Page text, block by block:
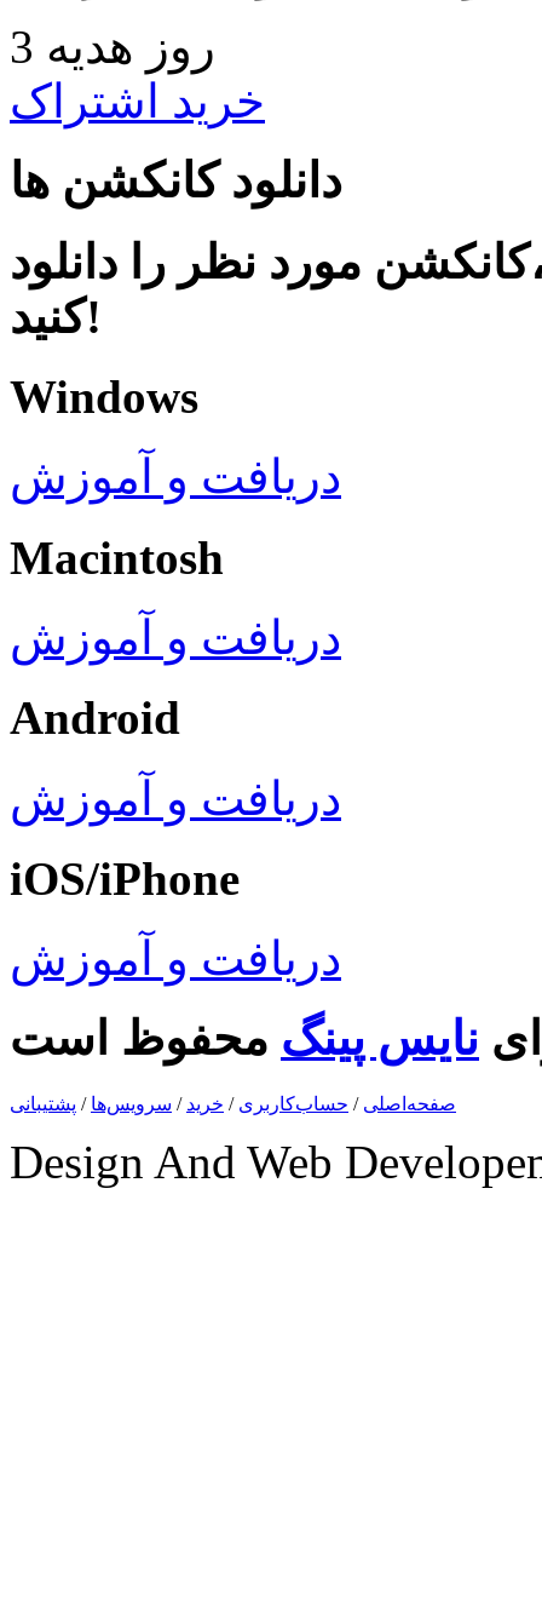
3 روز هدیه
خرید اشتراک
دانلود کانکشن ها
مورد نظر را دانلود
کنید!
Windows
دریافت و آموزش
Macintosh
دریافت و آموزش
Android
دریافت و آموزش
iOS/iPhone
دریافت و آموزش
نایس پینگ
صفحه‌اصلی / حساب‌کاربری / خرید / سرویس‌ها / پشتیبانی
Design And Web